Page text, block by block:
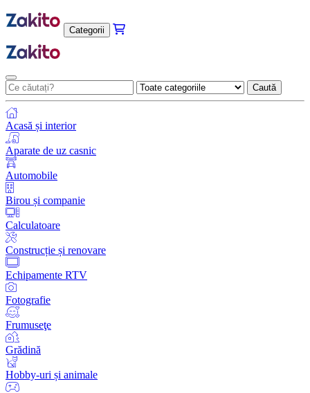
Categorii
Caută
Acasă și interior
Aparate de uz casnic
Automobile
Birou și companie
Calculatoare
Construcție și renovare
Echipamente RTV
Fotografie
Frumuseţe
Grădină
Hobby-uri și animale